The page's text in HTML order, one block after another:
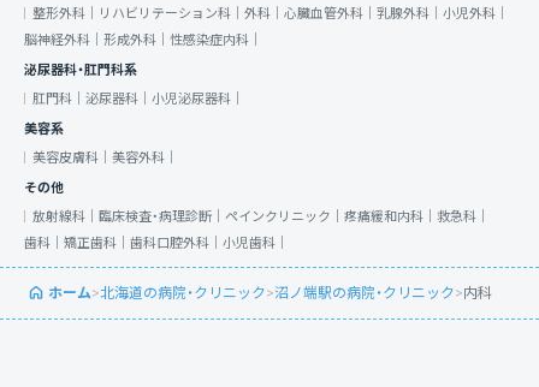
整形外科｜
リハビリテーション科｜ 外科｜ 心臓血管外科｜ 乳腺外科｜ 小児外科｜
脳神経外科｜ 形成外科｜ 性感染症内科｜
泌尿器科・肛門科系
肛門科｜ 泌尿器科｜ 小児泌尿器科｜
美容系
美容皮膚科｜ 美容外科｜
その他
放射線科｜ 臨床検査・病理診断｜ ペインクリニック｜ 疼痛緩和内科｜ 救急科｜
歯科｜ 矯正歯科｜ 歯科口腔外科｜ 小児歯科｜
ホーム>北海道の病院・クリニック>沼ノ端駅の病院・クリニック>内科